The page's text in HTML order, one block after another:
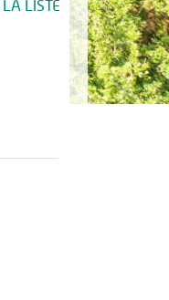
LISTE